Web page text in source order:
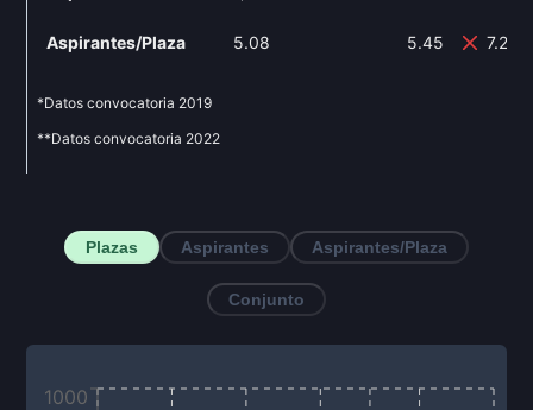
Aspirantes/Plaza 5.08 5.45 7.28%
*Datos convocatoria 2019
**Datos convocatoria 2022
Plazas Aspirantes Aspirantes/Plaza
Conjunto
1000